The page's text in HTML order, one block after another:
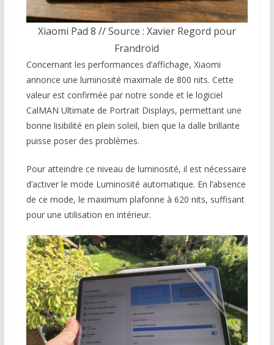
Xiaomi Pad 8 // Source : Xavier Regord pour
Frandroid
Concernant les performances d’affichage, Xiaomi
annonce une luminosité maximale de 800 nits. Cette
valeur est confirmée par notre sonde et le logiciel
CalMAN Ultimate de Portrait Displays, permettant une
bonne lisibilité en plein soleil, bien que la dalle brillante
puisse poser des problèmes.
Pour atteindre ce niveau de luminosité, il est nécessaire
d’activer le mode Luminosité automatique. En l’absence
de ce mode, le maximum plafonne à 620 nits, suffisant
pour une utilisation en intérieur.